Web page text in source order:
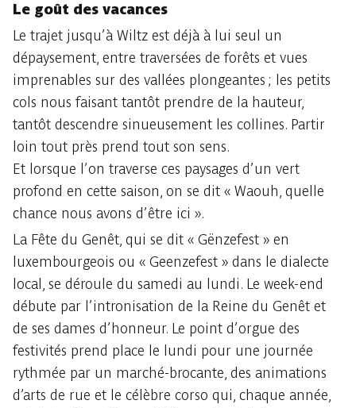
Le goût des vacances
Le trajet jusqu’à Wiltz est déjà à lui seul un
dépaysement, entre traversées de forêts et vues
imprenables sur des vallées plongeantes ; les petits
cols nous faisant tantôt prendre de la hauteur,
tantôt descendre sinueusement les collines. Partir
loin tout près prend tout son sens.
Et lorsque l’on traverse ces paysages d’un vert
profond en cette saison, on se dit « Waouh, quelle
chance nous avons d’être ici ».
La Fête du Genêt, qui se dit « Gënzefest » en
luxembourgeois ou « Geenzefest » dans le dialecte
local, se déroule du samedi au lundi. Le week-end
débute par l’intronisation de la Reine du Genêt et
de ses dames d’honneur. Le point d’orgue des
festivités prend place le lundi pour une journée
rythmée par un marché-brocante, des animations
d’arts de rue et le célèbre corso qui, chaque année,